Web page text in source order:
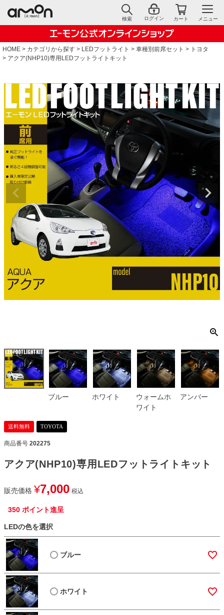
検索 ログイン カート メニュー
HOME カテゴリから探す LEDフットライト 車種別前席セット
トヨタ
アクア(NHP10)専用LEDフットライトキット
ブルー ホワイト
ウォームホ
ワイト
アンバー
送料無料 TOYOTA
商品番号 202275
アクア(NHP10)専用LEDフットライトキット
販売価格 ¥7,000 税込
350 ポイント進呈
LEDの色を選択
ブルー
ホワイト